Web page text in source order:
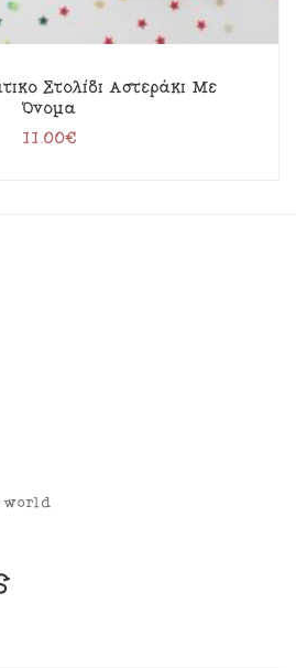
Στολίδι Αστεράκι Με
Όνομα
11.00€
world